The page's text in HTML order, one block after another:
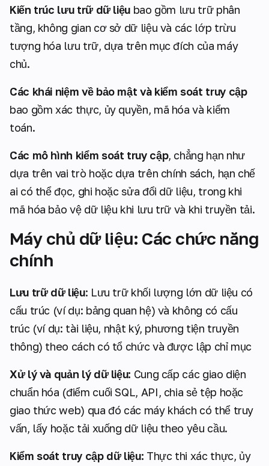
Kiến trúc lưu trữ dữ liệu bao gồm lưu trữ phân
tầng, không gian cơ sở dữ liệu và các lớp trừu
tượng hóa lưu trữ, dựa trên mục đích của máy
chủ.
Các khái niệm về bảo mật và kiểm soát truy cập
bao gồm xác thực, ủy quyền, mã hóa và kiểm
toán.
Các mô hình kiểm soát truy cập, chẳng hạn như
dựa trên vai trò hoặc dựa trên chính sách, hạn chế
ai có thể đọc, ghi hoặc sửa đổi dữ liệu, trong khi
mã hóa bảo vệ dữ liệu khi lưu trữ và khi truyền tải.
Máy chủ dữ liệu: Các chức năng
chính
Lưu trữ dữ liệu: Lưu trữ khối lượng lớn dữ liệu có
cấu trúc (ví dụ: bảng quan hệ) và không có cấu
trúc (ví dụ: tài liệu, nhật ký, phương tiện truyền
thông) theo cách có tổ chức và được lập chỉ mục
Xử lý và quản lý dữ liệu: Cung cấp các giao diện
chuẩn hóa (điểm cuối SQL, API, chia sẻ tệp hoặc
giao thức web) qua đó các máy khách có thể truy
vấn, lấy hoặc tải xuống dữ liệu theo yêu cầu.
Kiểm soát truy cập dữ liệu: Thực thi xác thực, ủy